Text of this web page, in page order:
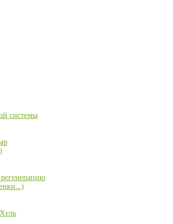
системы